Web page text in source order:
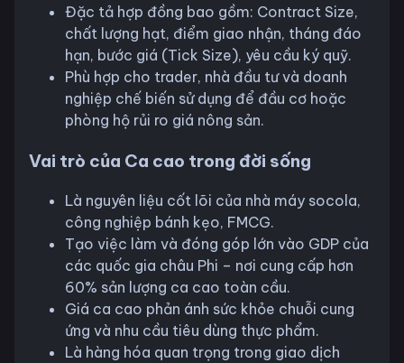
Đặc tả hợp đồng bao gồm: Contract Size,
chất lượng hạt, điểm giao nhận, tháng đáo
hạn, bước giá (Tick Size), yêu cầu ký quỹ.
Phù hợp cho trader, nhà đầu tư và doanh
nghiệp chế biến sử dụng để đầu cơ hoặc
phòng hộ rủi ro giá nông sản.
Vai trò của Ca cao trong đời sống
Là nguyên liệu cốt lõi của nhà máy socola,
công nghiệp bánh kẹo, FMCG.
Tạo việc làm và đóng góp lớn vào GDP của
các quốc gia châu Phi – nơi cung cấp hơn
60% sản lượng ca cao toàn cầu.
Giá ca cao phản ánh sức khỏe chuỗi cung
ứng và nhu cầu tiêu dùng thực phẩm.
Là hàng hóa quan trọng trong giao dịch